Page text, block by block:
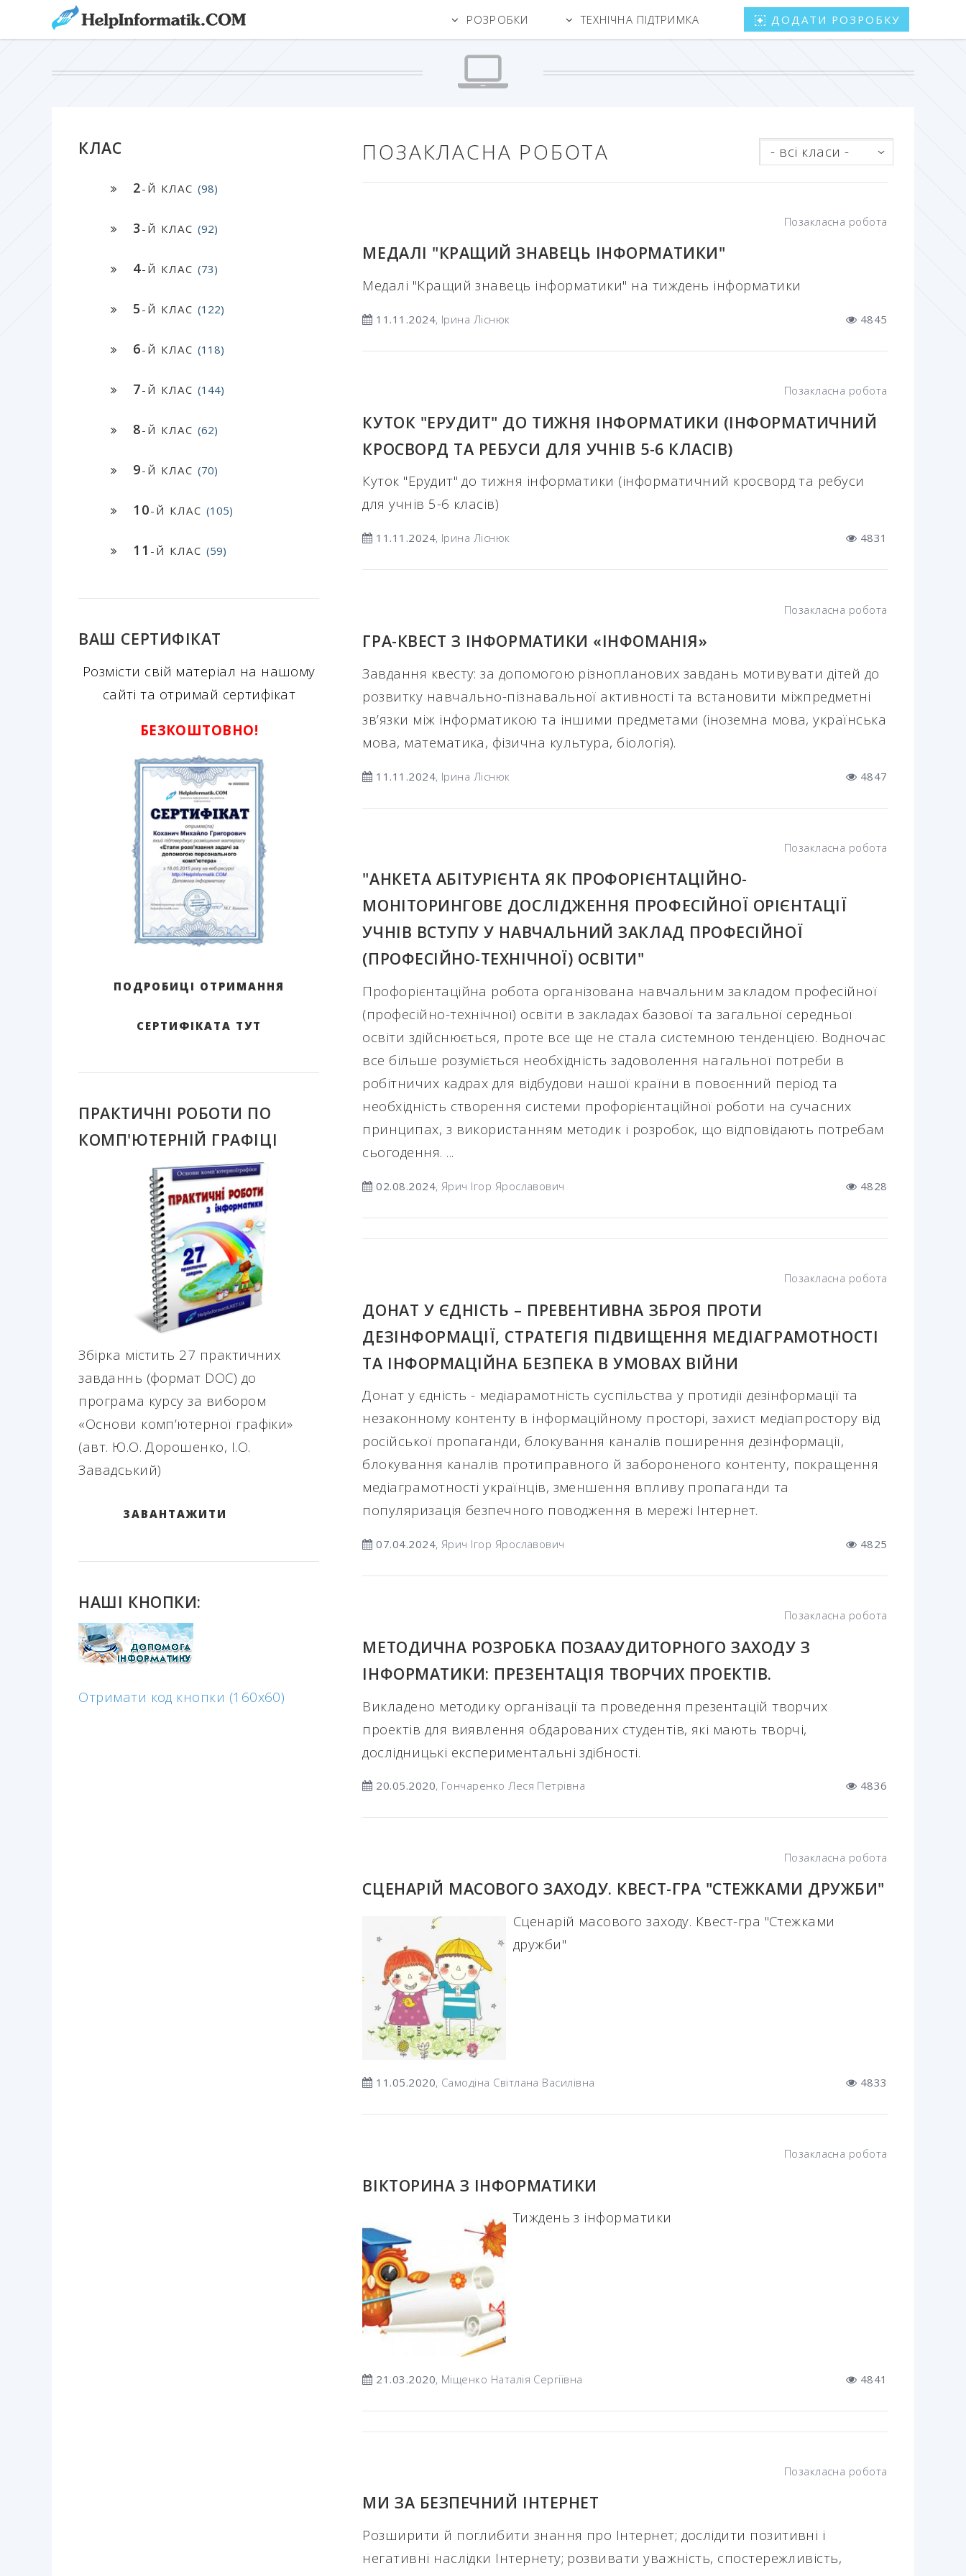
РОЗРОБКИ ТЕХНІЧНА ПІДТРИМКА ДОДАТИ РОЗРОБКУ
КЛАС
2-Й КЛАС (98)
3 -Й КЛАС (92)
4-Й КЛАС (73)
5 -Й КЛАС (122)
6-Й КЛАС (118)
7-Й КЛАС (144)
8-Й КЛАС (62)
9-Й КЛАС (70)
10-Й КЛАС (105)
11 -Й КЛАС (59)
ВАШ СЕРТИФІКАТ
Розмісти свій матеріал на нашому
сайті та отримай сертифікат
БЕЗКОШТОВНО!
ПОДРОБИЦІ ОТРИМАННЯ
СЕРТИФІКАТА ТУТ
ПРАКТИЧНІ РОБОТИ ПО
КОМП'ЮТЕРНІЙ ГРАФІЦІ
Збірка містить 27 практичних
завданнь (формат DOC) до
програма курсу за вибором
«Основи комп’ютерної графіки»
(авт. Ю.О. Дорошенко, І.О.
Завадський)
ЗАВАНТАЖИТИ
НАШІ КНОПКИ:
Отримати код кнопки (160x60)
ПОЗАКЛАСНА РОБОТА - всі класи -
Позакласна робота
МЕДАЛІ "КРАЩИЙ ЗНАВЕЦЬ ІНФОРМАТИКИ"
Медалі "Кращий знавець інформатики" на тиждень інформатики
11.11.2024, Ірина Ліснюк 4845
Позакласна робота
КУТОК "ЕРУДИТ" ДО ТИЖНЯ ІНФОРМАТИКИ (ІНФОРМАТИЧНИЙ
КРОСВОРД ТА РЕБУСИ ДЛЯ УЧНІВ 5-6 КЛАСІВ)
Куток "Ерудит" до тижня інформатики (інформатичний кросворд та ребуси
для учнів 5-6 класів)
11.11.2024, Ірина Ліснюк 4831
Позакласна робота
ГРА-КВЕСТ З ІНФОРМАТИКИ «ІНФОМАНІЯ»
Завдання квесту: за допомогою різнопланових завдань мотивувати дітей до
розвитку навчально-пізнавальної активності та встановити міжпредметні
зв’язки між інформатикою та іншими предметами (іноземна мова, українська
мова, математика, фізична культура, біологія).
11.11.2024, Ірина Ліснюк 4847
Позакласна робота
"АНКЕТА АБІТУРІЄНТА ЯК ПРОФОРІЄНТАЦІЙНО-
МОНІТОРИНГОВЕ ДОСЛІДЖЕННЯ ПРОФЕСІЙНОЇ ОРІЄНТАЦІЇ
УЧНІВ ВСТУПУ У НАВЧАЛЬНИЙ ЗАКЛАД ПРОФЕСІЙНОЇ
(ПРОФЕСІЙНО-ТЕХНІЧНОЇ) ОСВІТИ"
Профорієнтаційна робота організована навчальним закладом професійної
(професійно-технічної) освіти в закладах базової та загальної середньої
освіти здійснюється, проте все ще не стала системною тенденцією. Водночас
все більше розуміється необхідність задоволення нагальної потреби в
робітничих кадрах для відбудови нашої країни в повоєнний період та
необхідність створення системи профорієнтаційної роботи на сучасних
принципах, з використанням методик і розробок, що відповідають потребам
сьогодення. ...
02.08.2024, Ярич Ігор Ярославович 4828
Позакласна робота
ДОНАТ У ЄДНІСТЬ – ПРЕВЕНТИВНА ЗБРОЯ ПРОТИ
ДЕЗІНФОРМАЦІЇ, СТРАТЕГІЯ ПІДВИЩЕННЯ МЕДІАГРАМОТНОСТІ
ТА ІНФОРМАЦІЙНА БЕЗПЕКА В УМОВАХ ВІЙНИ
Донат у єдність - медіарамотність суспільства у протидії дезінформації та
незаконному контенту в інформаційному просторі, захист медіапростору від
російської пропаганди, блокування каналів поширення дезінформації,
блокування каналів протиправного й забороненого контенту, покращення
медіаграмотності українців, зменшення впливу пропаганди та
популяризація безпечного поводження в мережі Інтернет.
07.04.2024, Ярич Ігор Ярославович 4825
Позакласна робота
МЕТОДИЧНА РОЗРОБКА ПОЗААУДИТОРНОГО ЗАХОДУ З
ІНФОРМАТИКИ: ПРЕЗЕНТАЦІЯ ТВОРЧИХ ПРОЕКТІВ.
Викладено методику організації та проведення презентацій творчих
проектів для виявлення обдарованих студентів, які мають творчі,
дослідницькі експериментальні здібності.
20.05.2020, Гончаренко Леся Петрівна 4836
Позакласна робота
СЦЕНАРІЙ МАСОВОГО ЗАХОДУ. КВЕСТ-ГРА "СТЕЖКАМИ ДРУЖБИ"
Сценарій масового заходу. Квест-гра "Стежками
дружби"
11.05.2020, Самодіна Світлана Василівна 4833
Позакласна робота
ВІКТОРИНА З ІНФОРМАТИКИ
Тиждень з інформатики
21.03.2020, Міщенко Наталія Сергіївна 4841
Позакласна робота
МИ ЗА БЕЗПЕЧНИЙ ІНТЕРНЕТ
Розширити й поглибити знання про Інтернет; дослідити позитивні і
негативні наслідки Інтернету; розвивати уважність, спостережливість,